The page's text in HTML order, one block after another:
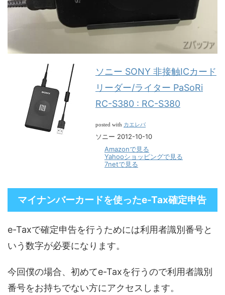
ソニー SONY 非接触ICカード
リーダー/ライター PaSoRi
RC-S380 : RC-S380
posted with カエレバ
ソニー 2012-10-10
Amazonで見る
Yahooショッピングで見る
7netで見る
マイナンバーカードを使ったe-Tax確定申告
e-Taxで確定申告を行うためには利用者識別番号と
いう数字が必要になります。
今回僕の場合、初めてe-Taxを行うので利用者識別
番号をお持ちでない方にアクセスします。